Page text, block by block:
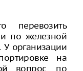
перевозить
по железной
организации
на
вопрос, по